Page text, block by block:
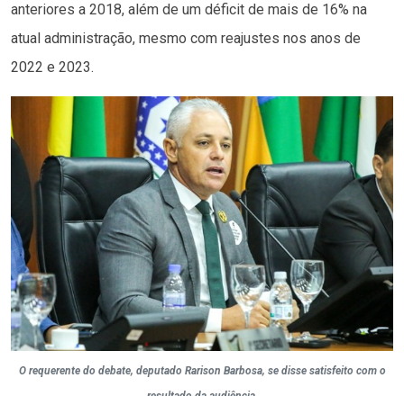
anteriores a 2018, além de um déficit de mais de 16% na
atual administração, mesmo com reajustes nos anos de
2022 e 2023.
O requerente do debate, deputado Rarison Barbosa, se disse satisfeito com o